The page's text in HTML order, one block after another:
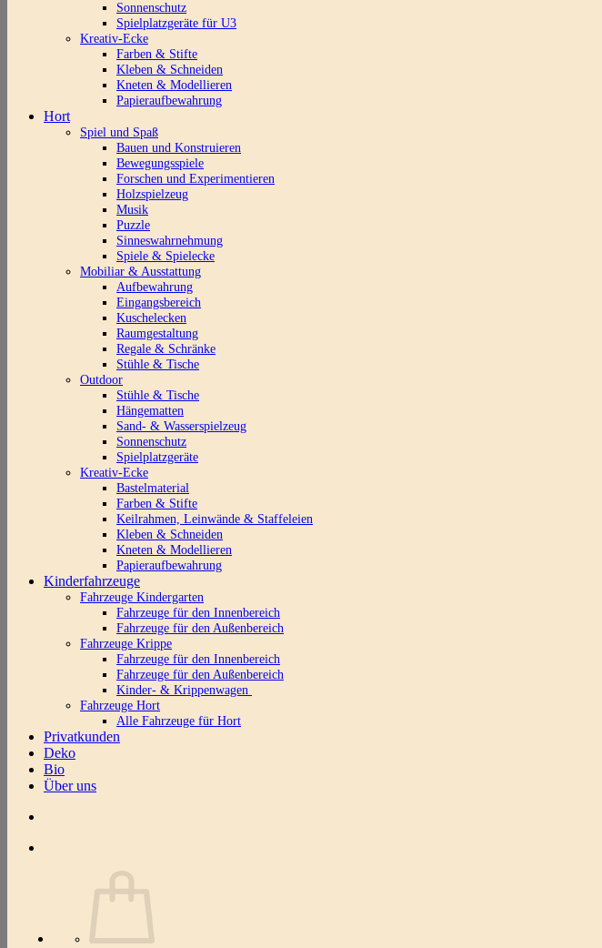
Sonnenschutz
Spielplatzgeräte für U3
Kreativ-Ecke
Farben & Stifte
Kleben & Schneiden
Kneten & Modellieren
Papieraufbewahrung
Hort
Spiel und Spaß
Bauen und Konstruieren
Bewegungsspiele
Forschen und Experimentieren
Holzspielzeug
Musik
Puzzle
Sinneswahrnehmung
Spiele & Spielecke
Mobiliar & Ausstattung
Aufbewahrung
Eingangsbereich
Kuschelecken
Raumgestaltung
Regale & Schränke
Stühle & Tische
Outdoor
Stühle & Tische
Hängematten
Sand- & Wasserspielzeug
Sonnenschutz
Spielplatzgeräte
Kreativ-Ecke
Bastelmaterial
Farben & Stifte
Keilrahmen, Leinwände & Staffeleien
Kleben & Schneiden
Kneten & Modellieren
Papieraufbewahrung
Kinderfahrzeuge
Fahrzeuge Kindergarten
Fahrzeuge für den Innenbereich
Fahrzeuge für den Außenbereich
Fahrzeuge Krippe
Fahrzeuge für den Innenbereich
Fahrzeuge für den Außenbereich
Kinder- & Krippenwagen
Fahrzeuge Hort
Alle Fahrzeuge für Hort
Privatkunden
Deko
Bio
Über uns